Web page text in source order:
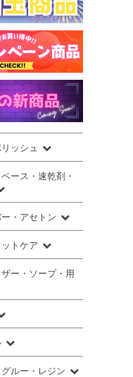
ッシュ
ース・速乾剤・
・アセトン
トケア
ー・ソープ・用
ルー・レジン